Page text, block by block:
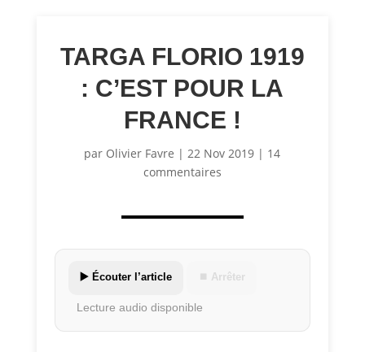
TARGA FLORIO 1919
: C’EST POUR LA
FRANCE !
par Olivier Favre |22 Nov 2019 | 14
commentaires
▶️ Écouter l’article ⏹ Arrêter
Lecture audio disponible